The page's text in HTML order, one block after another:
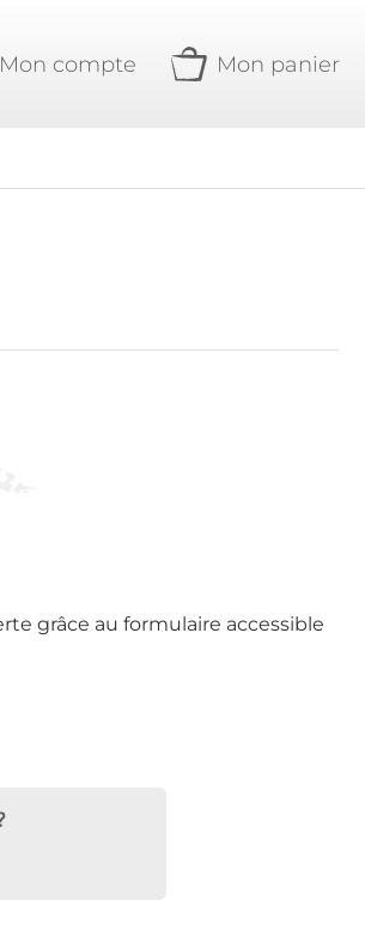
Mon compte Mon panier
grâce au formulaire accessible